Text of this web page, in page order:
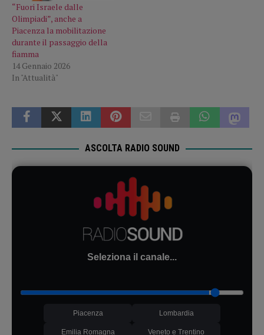
“Fuori Israele dalle
Olimpiadi”, anche a
Piacenza la mobilitazione
durante il passaggio della
fiamma
14 Gennaio 2026
In "Attualità"
ASCOLTA RADIO SOUND
Seleziona il canale...
Piacenza Lombardia
Emilia Romagna Veneto e Trentino